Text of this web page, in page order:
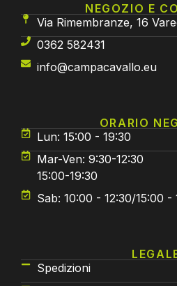
NEGOZIO E
Via Rimembranze, 16
0362 582431
info@campacavallo.eu
ORARIO
Lun: 15:00 - 19:30
Mar-Ven: 9:30-12:30
15:00-19:30
Sab: 10:00 - 12:30/15:00 -
Spedizioni